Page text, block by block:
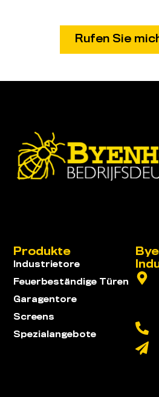
Produkte
Industrietore
Feuerbeständige Türen
Garagentore
Screens
Spezialangebote